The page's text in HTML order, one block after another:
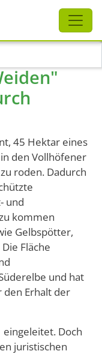
45 Hektar eines
den Vollhöfener
roden. Dadurch
und
kommen
Gelbspötter,
Fläche
und hat
den Erhalt der
eingeleitet. Doch
juristischen
Schliessen